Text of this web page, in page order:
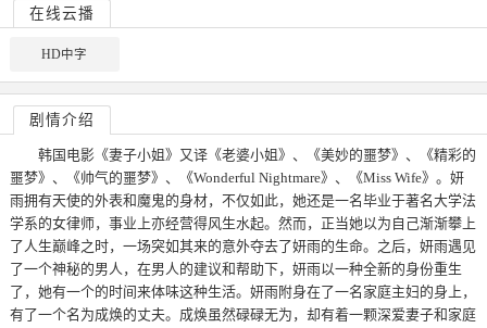
在线云播
HD中字
剧情介绍
韩国电影《妻子小姐》又译《老婆小姐》、《美妙的噩梦》、《精彩的
噩梦》、《帅气的噩梦》、《Wonderful Nightmare》、《Miss Wife》。妍
雨拥有天使的外表和魔鬼的身材，不仅如此，她还是一名毕业于著名大学法
学系的女律师，事业上亦经营得风生水起。然而，正当她以为自己渐渐攀上
了人生巅峰之时，一场突如其来的意外夺去了妍雨的生命。之后，妍雨遇见
了一个神秘的男人，在男人的建议和帮助下，妍雨以一种全新的身份重生
了，她有一个的时间来体味这种生活。妍雨附身在了一名家庭主妇的身上，
有了一个名为成焕的丈夫。成焕虽然碌碌无为，却有着一颗深爱妻子和家庭